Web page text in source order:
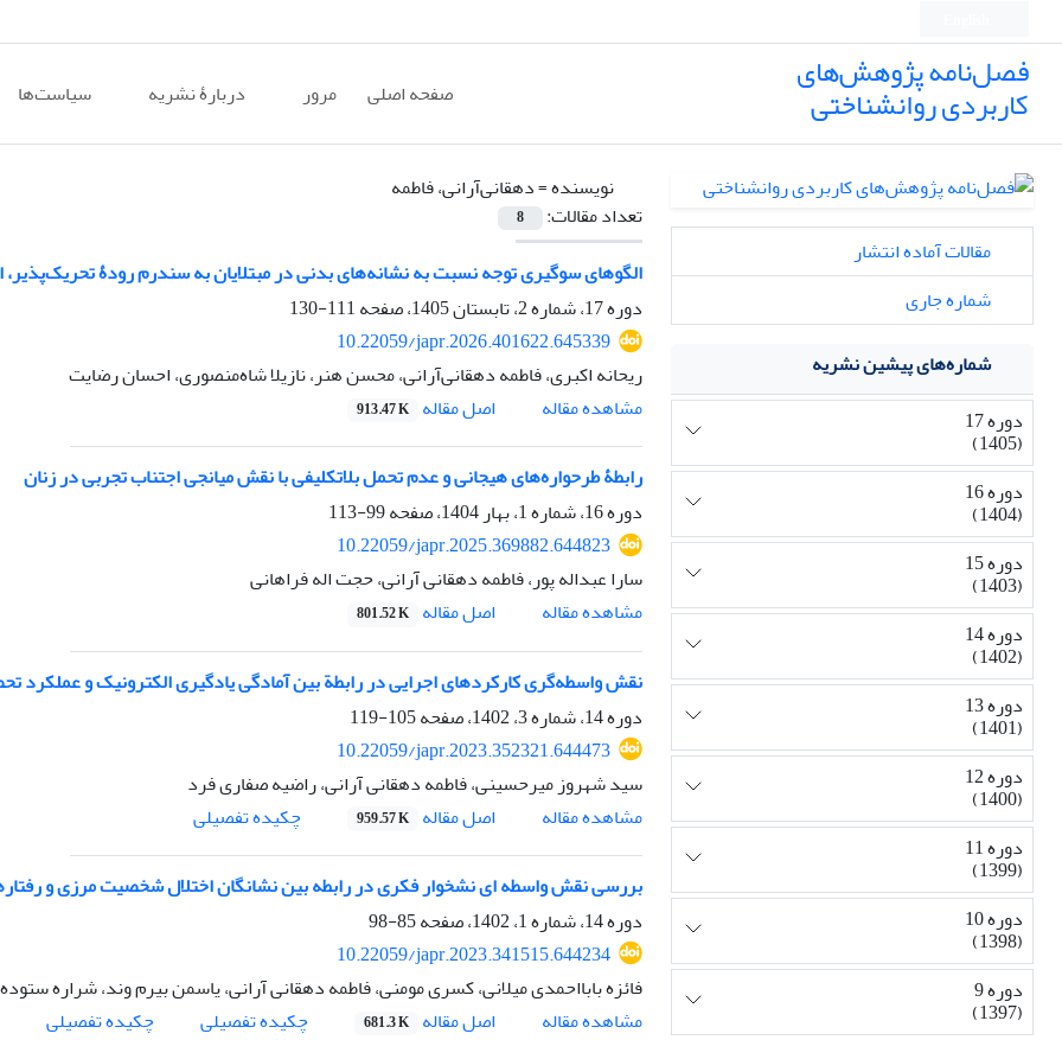
فصل‌نامه پژوهش‌های
کاربردی روانشناختی صفحه اصلی مرور دربارۀ نشریه سیاست‌ها
نویسنده =دهقانی‌آرانی، فاطمه
تعداد مقالات:
8
الگوهای سوگیری توجه نسبت به نشانه‌های بدنی در مبتلایان به سندرم رودۀ
دوره 17، شماره 2، تابستان 1405، صفحه
111-130
10.22059/japr.2026.401622.645339
ریحانه اکبری، فاطمه دهقانی‌آرانی، محسن هنر، نازیلا شاه‌منصوری، احسان رضایت
مشاهده مقاله
اصل مقاله 913.47 K
رابطۀ طرحواره‌های هیجانی و عدم تحمل بلاتکلیفی با نقش میانجی اجتناب تجربی در زنان
دوره 16، شماره 1، بهار 1404، صفحه
99-113
10.22059/japr.2025.369882.644823
سارا عبداله پور، فاطمه دهقانی آرانی، حجت اله فراهانی
مشاهده مقاله
اصل مقاله 801.52 K
نقش واسطه‌گری کارکردهای اجرایی در رابطة بین آمادگی یادگیری الکترونیک و عملکرد
دوره 14، شماره 3، 1402، صفحه
105-119
10.22059/japr.2023.352321.644473
سید شهروز میرحسینی، فاطمه دهقانی آرانی، راضیه صفاری فرد
مشاهده مقاله
اصل مقاله 959.57 K
چکیده تفصیلی
بررسی نقش واسطه ای نشخوار فکری در رابطه بین نشانگان اختلال شخصیت مرزی و
دوره 14، شماره 1، 1402، صفحه
85-98
10.22059/japr.2023.341515.644234
فائزه بابااحمدی میلانی، کسری مومنی، فاطمه دهقانی آرانی، یاسمن بیرم وند، شراره
مشاهده مقاله
اصل مقاله 681.3 K چکیده تفصیلی
چکیده تفصیلی
مقالات آماده انتشار
شماره جاری
شماره‌های پیشین نشریه
دوره 17
(1405)
دوره 16
(1404)
دوره 15
(1403)
دوره 14
(1402)
دوره 13
(1401)
دوره 12
(1400)
دوره 11
(1399)
دوره 10
(1398)
دوره 9
(1397)